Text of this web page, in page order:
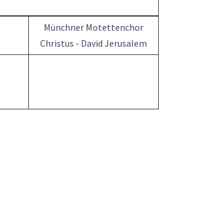
Münchner Motettenchor
Christus - David Jerusalem